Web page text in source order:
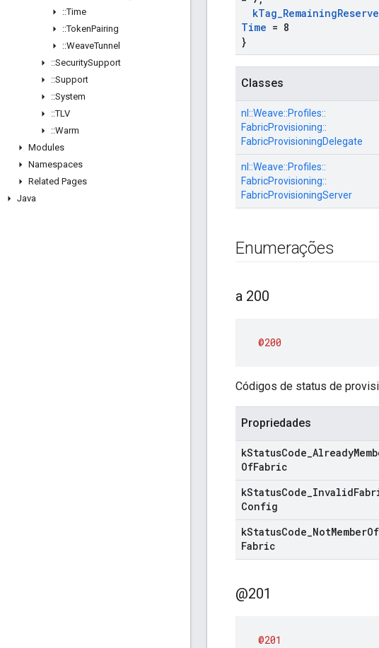
::Time
::TokenPairing
::WeaveTunnel
::SecuritySupport
::Support
::System
::TLV
::Warm
Modules
Namespaces
Related Pages
Java
kTag_Remaining
Time = 8
}
Classes
nl::Weave::Profiles::
FabricProvisioning::
FabricProvisioningDelegate
nl::Weave::Profiles::
FabricProvisioning::
FabricProvisioningServer
Enumerações
a 200
@200
Códigos de status de
Propriedades
kStatusCode Already
OfFabric
kStatusCode Invalid
Config
kStatusCode NotMemberOf
Fabric
@201
@201